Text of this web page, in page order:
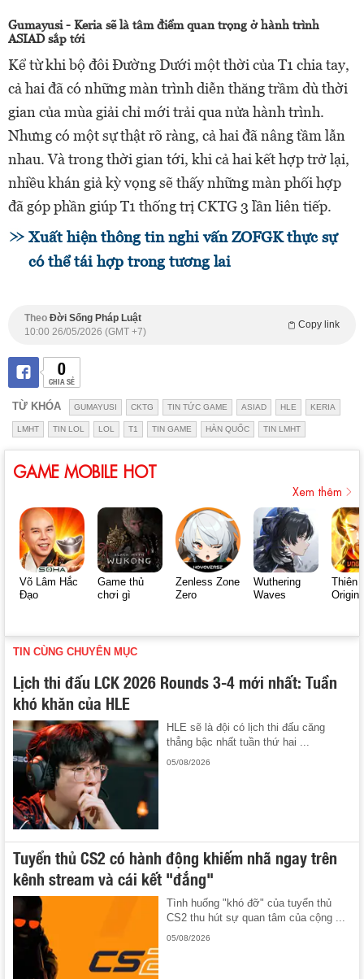
Gumayusi - Keria sẽ là tâm điểm quan trọng ở hành trình
ASIAD sắp tới
Kể từ khi bộ đôi Đường Dưới một thời của T1 chia tay,
cả hai đã có những màn trình diễn thăng trầm dù thời
gian của mùa giải chỉ mới trải qua nửa hành trình.
Nhưng có một sự thật rõ ràng, cả hai đã nâng tầm lẫn
nhau. Và trong thời gian tới, khi cả hai kết hợp trở lại,
nhiều khán giả kỳ vọng sẽ thấy những màn phối hợp
đã góp phần giúp T1 thống trị CKTG 3 lần liên tiếp.
Xuất hiện thông tin nghi vấn ZOFGK thực sự
có thể tái hợp trong tương lai
Theo Đời Sống Pháp Luật
Copy link
10:00 26/05/2026 (GMT +7)
0
CHIA SẺ
TỪ KHÓA GUMAYUSI CKTG TIN TỨC GAME ASIAD HLE KERIA
LMHT TIN LOL LOL T1 TIN GAME HÀN QUỐC TIN LMHT
GAME MOBILE HOT
Xem thêm
Võ Lâm Hắc
Đạo
Game thủ
chơi gì
Zenless Zone
Zero
Wuthering
Waves
Thiên
Origin
TIN CÙNG CHUYÊN MỤC
Lịch thi đấu LCK 2026 Rounds 3-4 mới nhất: Tuần
khó khăn của HLE
HLE sẽ là đội có lịch thi đấu căng
thẳng bậc nhất tuần thứ hai ...
05/08/2026
Tuyển thủ CS2 có hành động khiếm nhã ngay trên
kênh stream và cái kết "đắng"
Tình huống "khó đỡ" của tuyển thủ
CS2 thu hút sự quan tâm của cộng ...
05/08/2026